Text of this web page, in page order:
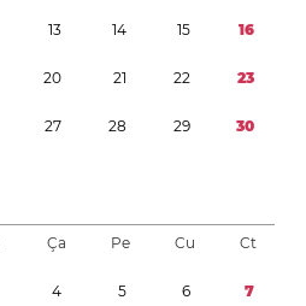
13 14 15 16
20 21 22 23
27 28 29 30
Ça Pe Cu Ct
4 5 6 7